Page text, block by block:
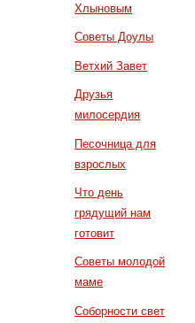
Хлыновым
Советы Доулы
Ветхий Завет
Друзья
милосердия
Песочница для
взрослых
Что день
грядущий нам
готовит
Советы молодой
маме
Соборности свет